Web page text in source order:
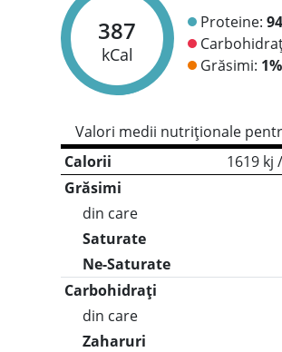
387
kCal
Proteine:
Grăsimi: 1%
Valori medii nutriționale
Calorii
1619 kj
Grăsimi
din care
Saturate
Ne-Saturate
Carbohidrați
din care
Zaharuri